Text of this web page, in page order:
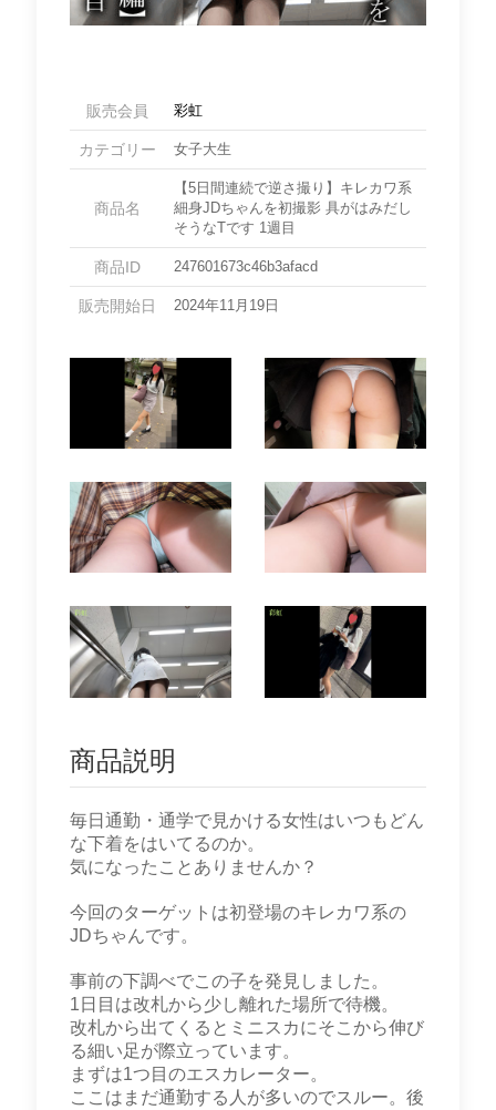
販売会員 彩虹
カテゴリー 女子大生
商品名
【5日間連続で逆さ撮り】キレカワ系
細身JDちゃんを初撮影 具がはみだし
そうなTです 1週目
商品ID 247601673c46b3afacd
販売開始日 2024年11月19日
商品説明
毎日通勤・通学で見かける女性はいつもどん
な下着をはいてるのか。
気になったことありませんか？
今回のターゲットは初登場のキレカワ系の
JDちゃんです。
事前の下調べでこの子を発見しました。
1日目は改札から少し離れた場所で待機。
改札から出てくるとミニスカにそこから伸び
る細い足が際立っています。
まずは1つ目のエスカレーター。
ここはまだ通勤する人が多いのでスルー。後